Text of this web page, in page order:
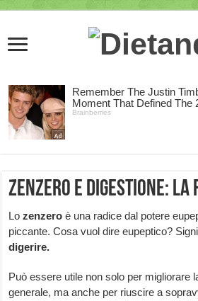
Zenzero e digestione:
Lozenzero è una radice dal potere
piccante. Cosa vuol dire eupeptico?
digerire.
Può essere utile non solo per migliorare
generale, ma anche per riuscire a